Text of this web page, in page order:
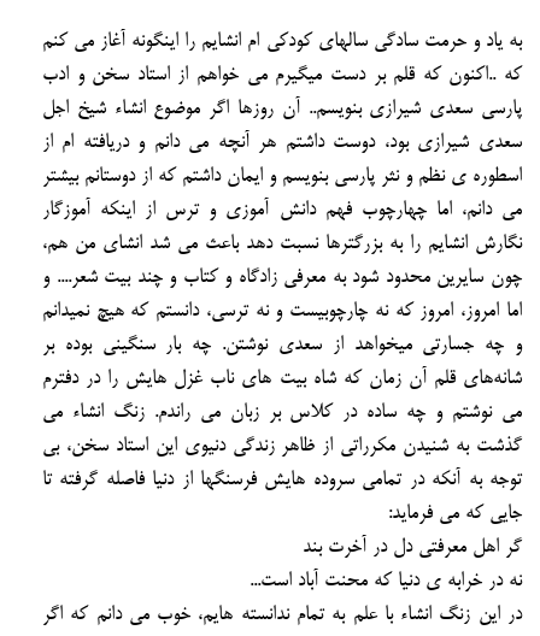
به یاد و حرمت سادگی سالهای کودکی ام انشایم را اینگونه آغاز می کنم
که ..اکنون که قلم بر دست میگیرممی خواهم از استاد سخن و ادب
پارسی سعدی شیرازی بنویسم.. آن روزها اگر موضوع انشاء شیخ اجل
سعدی شیرازی بود، دوست داشتم هر آنچه می دانم و دریافته ام از
اسطوره ی نظم و نثر پارسی بنویسم و ایمان داشتم که از دوستانم بیشتر
می دانم، اما چهارچوب فهم دانش آموزی و ترس از اینکه آموزگار
نگارش انشایم را بهبزرگترها نسبت دهد باعث می شد انشای من هم،
چون سایرین محدود شود به معرفی زادگاه و کتاب و چند بیتشعر....و
اما امروز، امروز که نه چارچوبیست و نه ترسی، دانستم که هیچ نمیدانم
و چه جسارتی میخواهد از سعدینوشتن. چه بار سنگینی بوده بر
شانه‌های قلم آن زمان که شاه بیت های ناب غزل هایش را در دفترم
می نوشتم و چه ساده در کلاس بر زبان می راندم.زنگ انشاء می
گذشت به شنیدن مکرراتی از ظاهر زندگی دنیوی این استاد سخن، بی
توجه به آنکه در تمامیسروده هایش فرسنگها از دنیا فاصله گرفته تا
جایی که می فرماید:
گر اهل معرفتی دل در آخرت بند
نه در خرابه ی دنیا که محنت آباد است...
در این زنگ انشاء با علم به تمام ندانسته هایم، خوب می دانم که اگر